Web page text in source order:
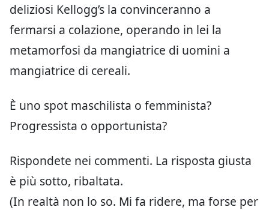
deliziosi Kellogg’s la convinceranno a
fermarsi a colazione, operando in lei la
metamorfosi da mangiatrice di uomini a
mangiatrice di cereali.
È uno spot maschilista o femminista?
Progressista o opportunista?
Rispondete nei commenti. La risposta giusta
è più sotto, ribaltata.
(In realtà non lo so. Mi fa ridere, ma forse per